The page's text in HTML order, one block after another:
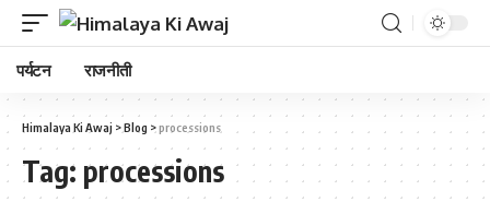
पर्यटन राजनीती
Himalaya Ki Awaj >Blog >processions
Tag: processions